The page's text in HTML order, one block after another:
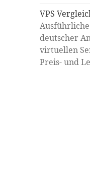
VPS
deutscher
virtuellen
Preis- und